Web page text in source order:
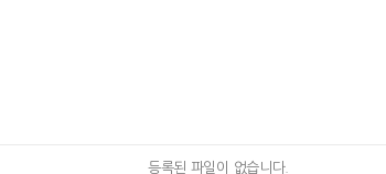
등록된 파일이 없습니다.